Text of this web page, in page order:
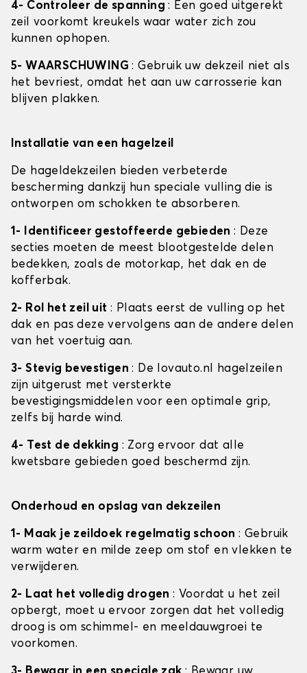
4- Controleer de spanning: Een goed uitgerekt
zeil voorkomt kreukels waar water zich zou
kunnen ophopen.
5- WAARSCHUWING: Gebruik uw dekzeil niet als
het bevriest, omdat het aan uw carrosserie kan
blijven plakken.
Installatie van een hagelzeil
De hageldekzeilen bieden verbeterde
bescherming dankzij hun speciale vulling die is
ontworpen om schokken te absorberen.
1- Identificeer gestoffeerde gebieden: Deze
secties moeten de meest blootgestelde delen
bedekken, zoals de motorkap, het dak en de
kofferbak.
2- Rol het zeil uit : Plaats eerst de vulling op het
dak en pas deze vervolgens aan de andere delen
van het voertuig aan.
3- Stevig bevestigen: De lovauto.nl hagelzeilen
zijn uitgerust met versterkte
bevestigingsmiddelen voor een optimale grip,
zelfs bij harde wind.
4- Test de dekking : Zorg ervoor dat alle
kwetsbare gebieden goed beschermd zijn.
Onderhoud en opslag van dekzeilen
1- Maak je zeildoek regelmatig schoon: Gebruik
warm water en milde zeep om stof en vlekken te
verwijderen.
2- Laat het volledig drogen: Voordat u het zeil
opbergt, moet u ervoor zorgen dat het volledig
droog is om schimmel- en meeldauwgroei te
voorkomen.